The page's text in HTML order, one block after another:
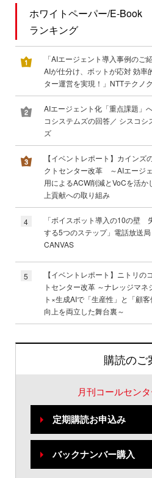
ホワイトペーパー/E-Book
ランキング
「AIエージェント導入事例の
AIが仕分け、ボットが応対 効率
ター運営を実現！」NTTテクノ
AIエージェント化「重点課題」
コシステムズの回答／ シスコシ
ズ
【イベントレポート】カインズ
クトセンター改革 ～AIエージ
用によるACW削減とVoCを活か
上貢献への取り組み
4
「ボイスボット導入の10の壁
する5つのステップ」電話放送
CANVAS
5
【イベントレポート】ニトリの
トセンター改革 ～ナレッジマネ
ト×生成AIで「生産性」と「顧客
向上を両立した舞台裏～
購読のご
月刊コールセン
定期購読お申込み
バックナンバー購入